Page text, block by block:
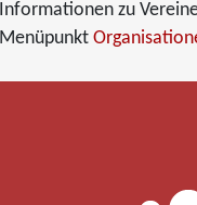
Informationen zu
Menüpunkt